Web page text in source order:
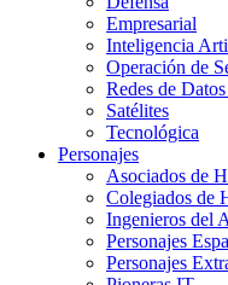
Empresarial
Inteligencia
Operación de
Redes de
Satélites
Tecnológica
Personajes
Asociados de
Colegiados de
Ingenieros del
Personajes
Personajes